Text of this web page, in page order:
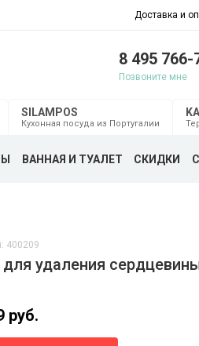
Доставка и
8 495 766-
Позвоните мне
SILAMPOS
Кухонная посуда из Португалии
ВАННАЯ И ТУАЛЕТ СКИДКИ
400209
удаления
руб.